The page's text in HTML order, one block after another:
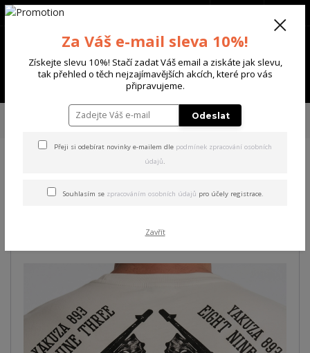
Menu
+420 702 136 620
TRIKA & TÍLKA
Yakuza pánské tričko Shot Regular T-
Shirt bone/white L
Regular T-Shirt bone/white L
Za Váš e-mail sleva 10%!
Získejte slevu 10%! Stačí zadat Váš email a ziskáte jak slevu,
tak přehled o těch nejzajímavějších akcích, které pro vás
připravujeme.
Odeslat
Přeji si odebírat novinky e-mailem dle podmínek zpracování osobních
údajů.
Souhlasím se zpracováním osobních údajů pro účely registrace.
Zavřít